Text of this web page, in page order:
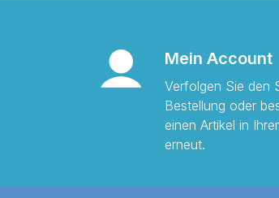
Mein Account
Verfolgen Sie den
Bestellung oder
einen Artikel in
erneut.